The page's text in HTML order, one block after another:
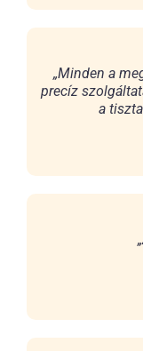
„Minden a
precíz
a